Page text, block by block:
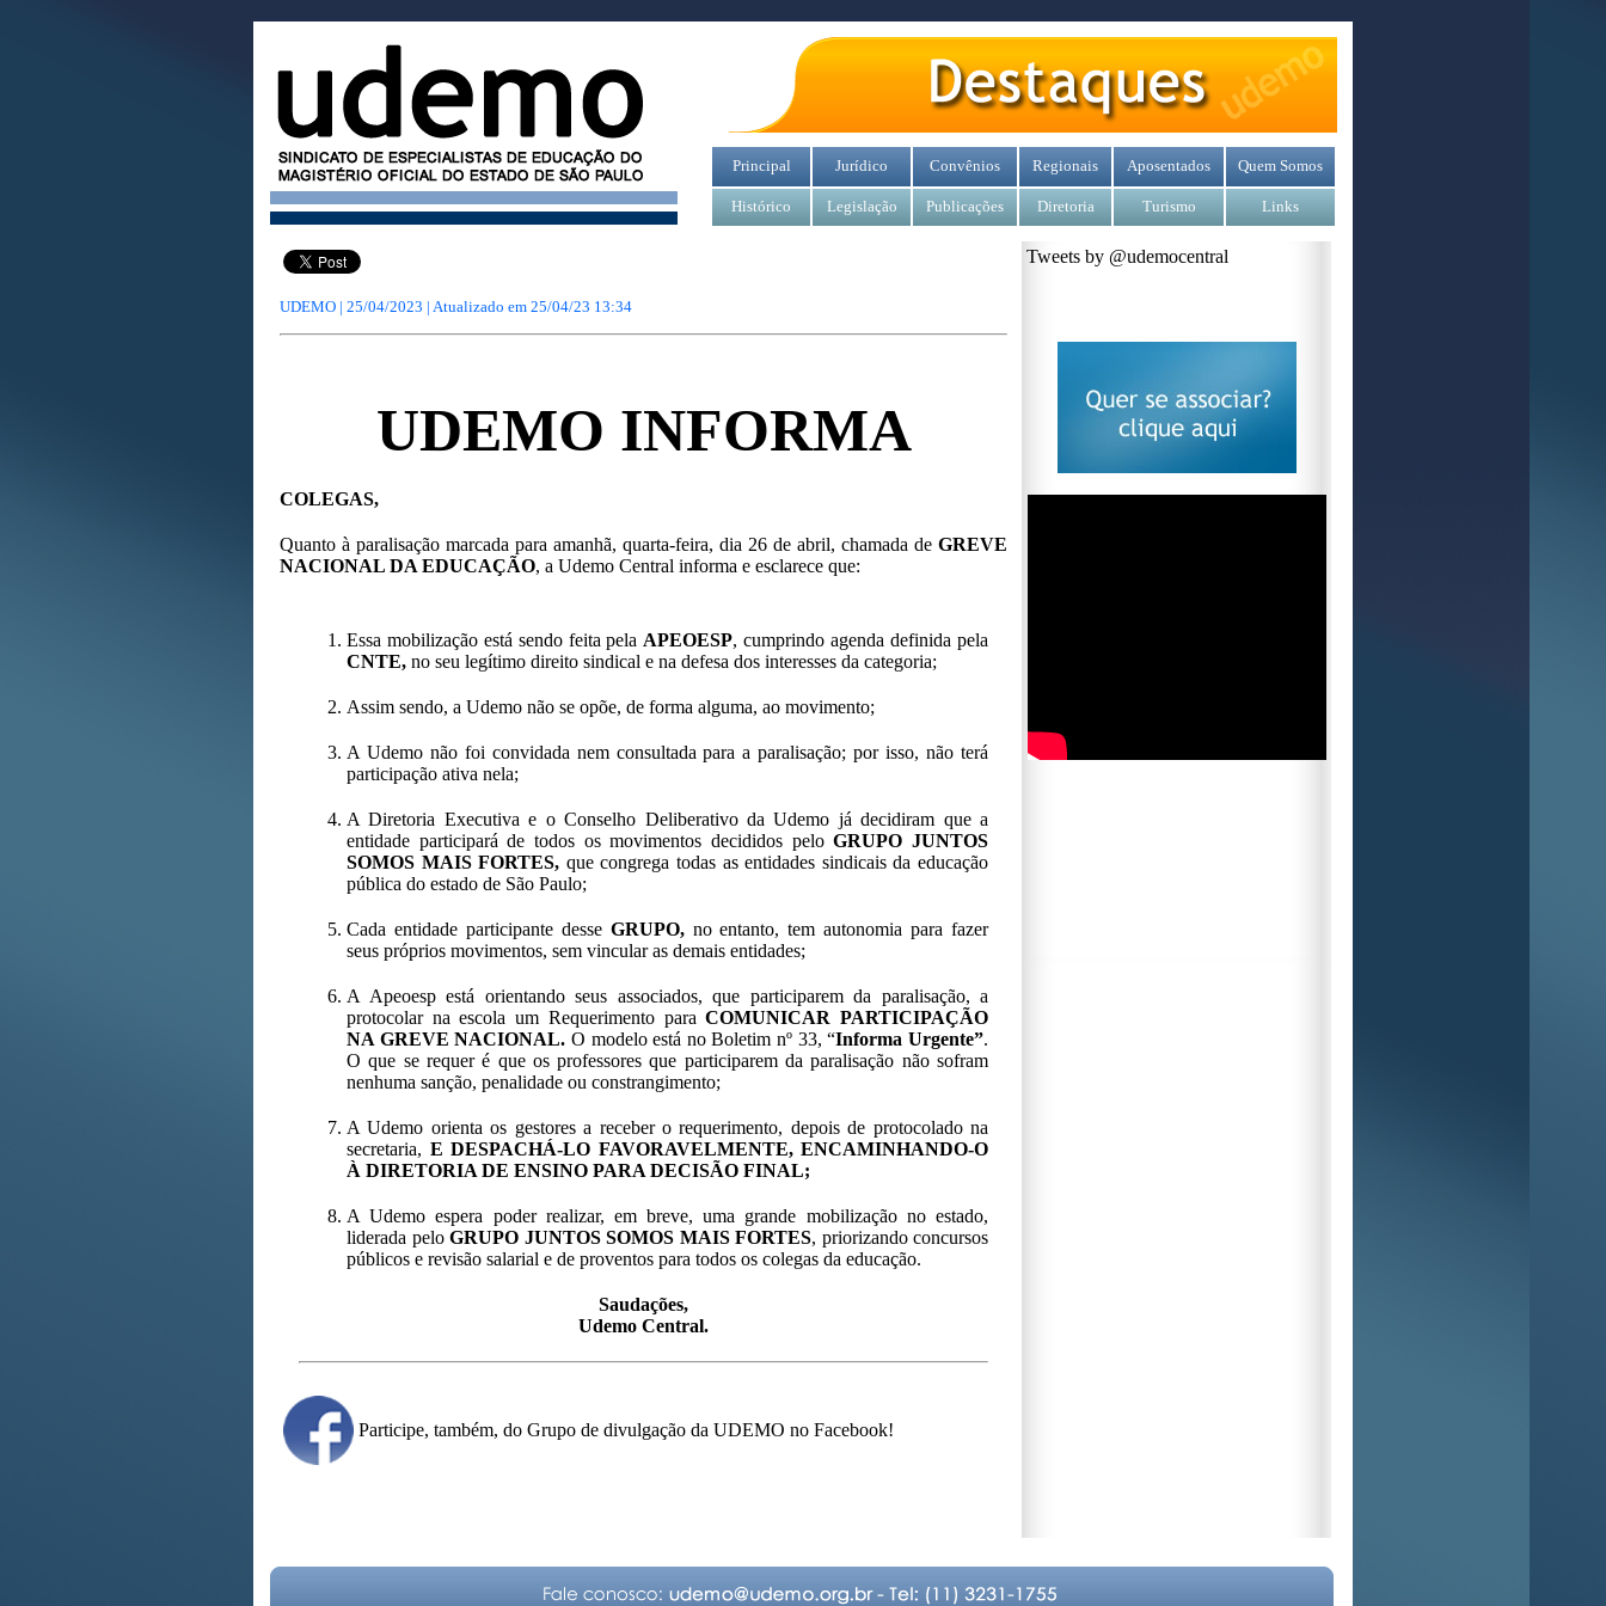
Principal Jurídico Convênios Regionais Aposentados Quem Somos
Histórico Legislação Publicações Diretoria Turismo Links
UDEMO | 25/04/2023 | Atualizado em 25/04/23 13:34
UDEMO INFORMA
COLEGAS,
Quanto à paralisação marcada para amanhã, quarta-feira, dia 26 de abril, chamada de GREVE
NACIONAL DA EDUCAÇÃO, a Udemo Central informa e esclarece que:
Essa mobilização está sendo feita pela APEOESP, cumprindo agenda definida pela
CNTE, no seu legítimo direito sindical e na defesa dos interesses da categoria;
Assim sendo, a Udemo não se opõe, de forma alguma, ao movimento;
A Udemo não foi convidada nem consultada para a paralisação; por isso, não terá
participação ativa nela;
A Diretoria Executiva e o Conselho Deliberativo da Udemo já decidiram que a
entidade participará de todos os movimentos decididos peloGRUPO JUNTOS
SOMOS MAIS FORTES, que congrega todas as entidades sindicais da educação
pública do estado de São Paulo;
Cada entidade participante desse GRUPO,no entanto, tem autonomia para fazer
seus próprios movimentos, sem vincular as demais entidades;
A Apeoesp está orientando seus associados, que participarem da paralisação, a
protocolar na escola um Requerimento paraCOMUNICAR PARTICIPAÇÃO
NA GREVE NACIONAL. O modelo está no Boletim nº 33, “Informa Urgente”.
O que se requer é que os professores que participarem da paralisação não sofram
nenhuma sanção, penalidade ou constrangimento;
A Udemo orienta os gestores a receber o requerimento, depois de protocolado na
secretaria, E DESPACHÁ-LO FAVORAVELMENTE, ENCAMINHANDO-O
À DIRETORIA DE ENSINO PARA DECISÃO FINAL;
A Udemo espera poder realizar, em breve, uma grande mobilização no estado,
liderada pelo GRUPO JUNTOS SOMOS MAIS FORTES, priorizando concursos
públicos e revisão salarial e de proventos para todos os colegas da educação.
Saudações,
Udemo Central.
Participe, também, do Grupo de divulgação da UDEMO no Facebook!
Tweets by @udemocentral